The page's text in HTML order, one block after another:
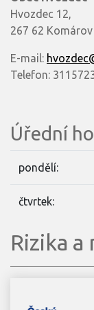
Hvozdec 12,
267 62
E-mail:
Telefon:
Úřední
pondělí:
čtvrtek:
Rizika